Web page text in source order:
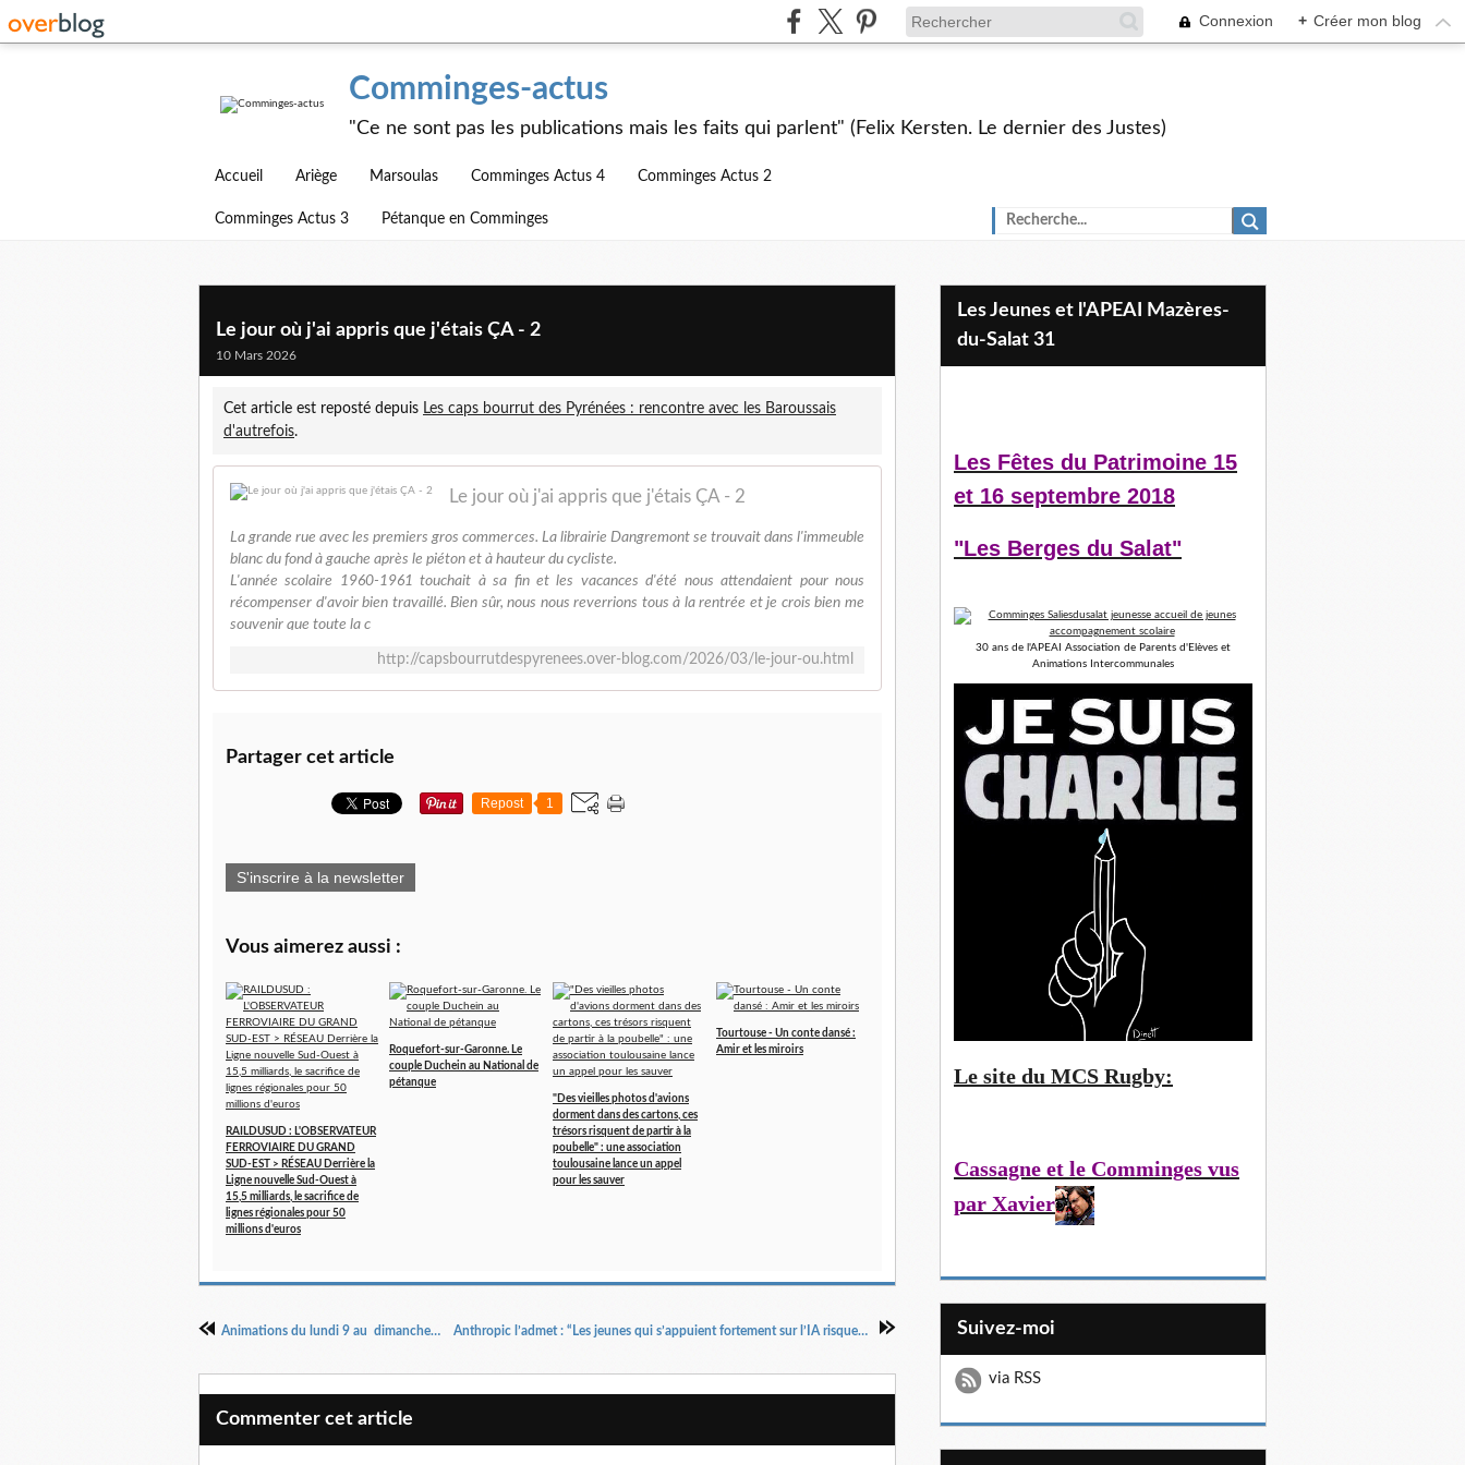
Connexion + Créer mon blog
Comminges-actus
"Ce ne sont pas les publications mais les faits qui parlent" (Felix Kersten. Le dernier des Justes)
Accueil Ariège Marsoulas Comminges Actus 4 Comminges Actus 2
Comminges Actus 3 Pétanque en Comminges
Le jour où j'ai appris que j'étais ÇA - 2
10 Mars 2026
Cet article est reposté depuis Les caps bourrut des Pyrénées : rencontre avec les Baroussais
d'autrefois.
Le jour où j'ai appris que j'étais ÇA - 2
La grande rue avec les premiers gros commerces. La librairie Dangremont se trouvait dans l'immeuble
blanc du fond à gauche après le piéton et à hauteur du cycliste.
L'année scolaire 1960-1961 touchait à sa fin et les vacances d'été nous attendaient pour nous
récompenser d'avoir bien travaillé. Bien sûr, nous nous reverrions tous à la rentrée et je crois bien me
souvenir que toute la c
http://capsbourrutdespyrenees.over-blog.com/2026/03/le-jour-ou.html
Partager cet article
Repost 1
S'inscrire à la newsletter
Vous aimerez aussi :
RAILDUSUD : L'OBSERVATEUR
FERROVIAIRE DU GRAND
SUD-EST > RÉSEAU Derrière la
Ligne nouvelle Sud-Ouest à
15,5 milliards, le sacrifice de
lignes régionales pour 50
millions d'euros
Roquefort-sur-Garonne. Le
couple Duchein au National de
pétanque
"Des vieilles photos d'avions
dorment dans des cartons, ces
trésors risquent de partir à la
poubelle" : une association
toulousaine lance un appel
pour les sauver
Tourtouse - Un conte dansé :
Amir et les miroirs
Animations du lundi 9 au dimanche 15 mars 2026 en Cagire Garonne Salat Anthropic l’admet : “Les jeunes qui s’appuient fortement sur l’IA risquent de compromettre leur acquisition de compétences professionnelles”
Commenter cet article
Les Jeunes et l'APEAI Mazères-
du-Salat 31
Les Fêtes du Patrimoine 15
et 16 septembre 2018
"Les Berges du Salat"
30 ans de l'APEAI Association de Parents d'Elèves et
Animations Intercommunales
Le site du MCS Rugby:
Cassagne et le Comminges vus
par Xavier
Suivez-moi
via RSS